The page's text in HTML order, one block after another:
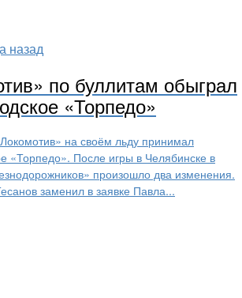
назад
по буллитам обыграл
«Торпедо»
на своём льду принимал
«Торпедо». После игры в Челябинске в
произошло два изменения.
заменил в заявке Павла...